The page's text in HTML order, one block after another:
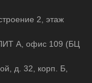
2, этаж
А, офис 109 (БЦ
д. 32, корп. Б,